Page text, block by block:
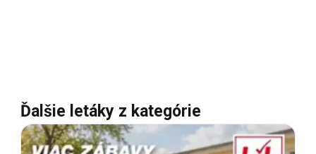
Ďalšie letáky z kategórie